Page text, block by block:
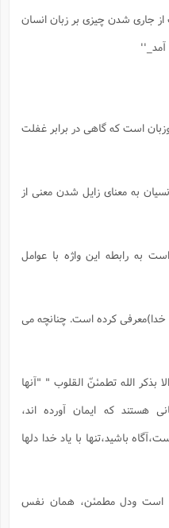
جاری شدن چیزی بر زبان انسان
است که گاهی در برابر غفلت
به معنای زایل شدن معنی از
به رابطه این واژه با عوامل
خدا)معرفی کرده است. چنانچه می
بذکر الله تطمئنّ القلوب " "آنها
هستند که ایمان آورده اند،
باشید،تنها با یاد خدا دلها
است ودل مطمئن، همان نفس